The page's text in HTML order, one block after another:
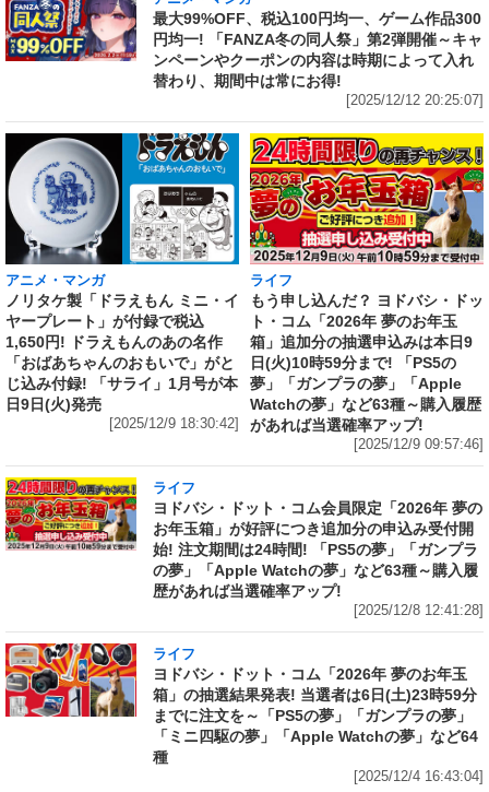
最大99%OFF、税込100円均一、ゲーム作品300
円均一! 「FANZA冬の同人祭」第2弾開催～キャ
ンペーンやクーポンの内容は時期によって入れ
替わり、期間中は常にお得!
[2025/12/12 20:25:07]
アニメ・マンガ
ノリタケ製「ドラえもん ミニ・イ
ヤープレート」が付録で税込
1,650円! ドラえもんのあの名作
「おばあちゃんのおもいで」がと
じ込み付録! 「サライ」1月号が本
日9日(火)発売
[2025/12/9 18:30:42]
ライフ
もう申し込んだ？ ヨドバシ・ドッ
ト・コム「2026年 夢のお年玉
箱」追加分の抽選申込みは本日9
日(火)10時59分まで! 「PS5の
夢」「ガンプラの夢」「Apple
Watchの夢」など63種～購入履歴
があれば当選確率アップ!
[2025/12/9 09:57:46]
ライフ
ヨドバシ・ドット・コム会員限定「2026年 夢の
お年玉箱」が好評につき追加分の申込み受付開
始! 注文期間は24時間! 「PS5の夢」「ガンプラ
の夢」「Apple Watchの夢」など63種～購入履
歴があれば当選確率アップ!
[2025/12/8 12:41:28]
ライフ
ヨドバシ・ドット・コム「2026年 夢のお年玉
箱」の抽選結果発表! 当選者は6日(土)23時59分
までに注文を～「PS5の夢」「ガンプラの夢」
「ミニ四駆の夢」「Apple Watchの夢」など64
種
[2025/12/4 16:43:04]